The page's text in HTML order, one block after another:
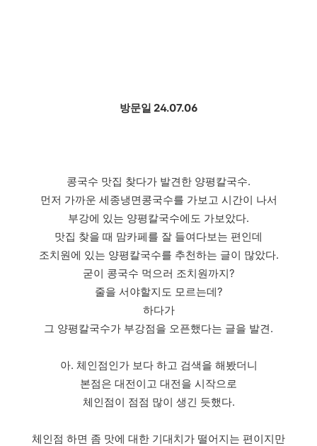
방문일 24.07.06
콩국수 맛집 찾다가 발견한 양평칼국수.
먼저 가까운 세종냉면콩국수를 가보고 시간이 나서
부강에 있는 양평칼국수에도 가보았다.
맛집 찾을 때 맘카페를 잘 들여다보는 편인데
조치원에 있는 양평칼국수를 추천하는 글이 많았다.
굳이 콩국수 먹으러 조치원까지?
줄을 서야할지도 모르는데?
하다가
그 양평칼국수가 부강점을 오픈했다는 글을 발견.
아. 체인점인가 보다 하고 검색을 해봤더니
본점은 대전이고 대전을 시작으로
체인점이 점점 많이 생긴 듯했다.
체인점 하면 좀 맛에 대한 기대치가 떨어지는 편이지만